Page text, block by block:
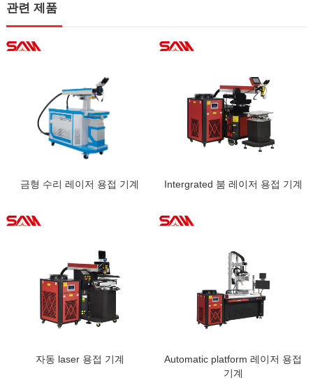
관련 제품
금형 수리 레이저 용접 기계 Intergrated 붐 레이저 용접 기계
자동 laser 용접 기계
Automatic platform 레이저 용접
기계